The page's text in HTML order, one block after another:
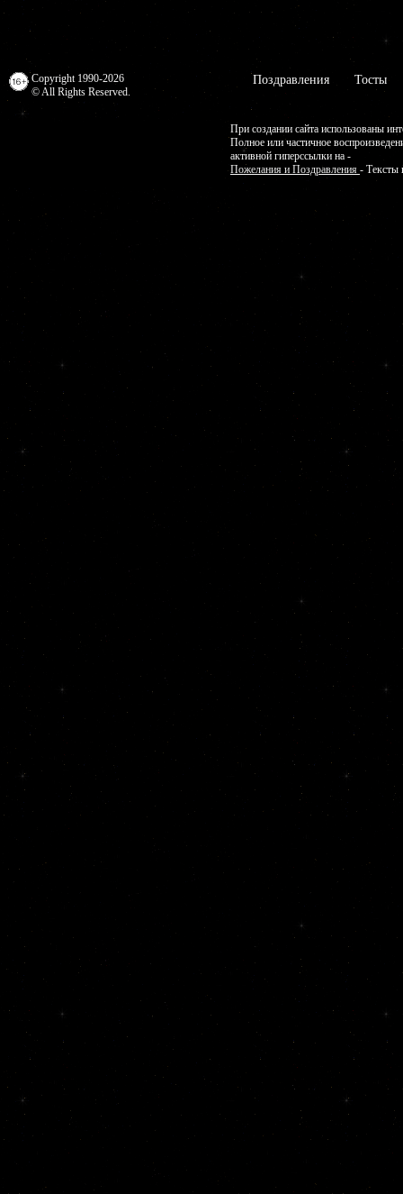
Copyright 1990-2026
© All Rights Reserved.
Поздравления Тосты
При создании сайта использованы
Полное или частичное
активной гиперссылки на -
Пожелания и Поздравления - Тексты